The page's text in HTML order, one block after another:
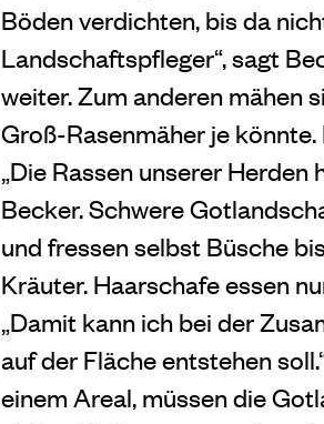
Böden verdichten, bis da
Landschaftspfleger“, sagt
weiter. Zum anderen mähen
Groß-Rasenmäher je
„Die Rassen unserer
Becker. Schwere
und fressen selbst Büsche
Kräuter. Haarschafe essen
„Damit kann ich bei der
auf der Fläche entstehen
einem Areal, müssen die